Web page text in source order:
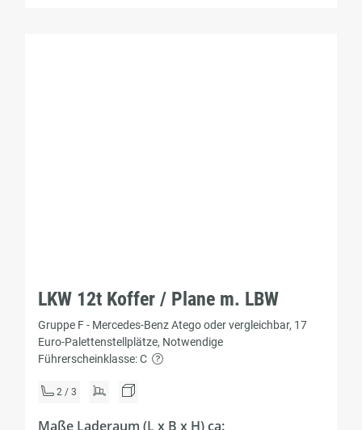
LKW 12t Koffer / Plane m. LBW
Gruppe F - Mercedes-Benz Atego oder vergleichbar, 17
Euro-Palettenstellplätze, Notwendige
Führerscheinklasse: C
2 / 3
Maße Laderaum (L x B x H) ca: